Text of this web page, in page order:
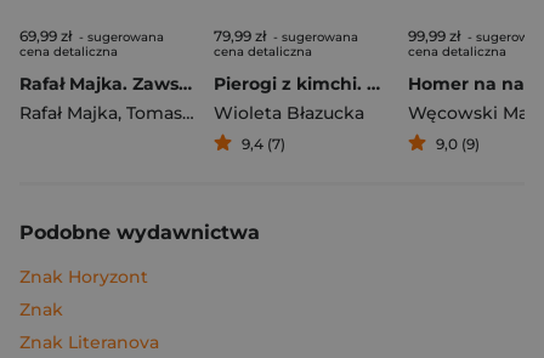
69,99 zł - sugerowana
cena detaliczna
Rafał Majka. Zawsze z przodu. Rozmawia Tomasz Kalemba - książka z autografem
Rafał Majka, Tomasz Kalemba
79,99 zł - sugerowana
cena detaliczna
Pierogi z kimchi. Moje ulubione azjatyckie przepisy
Wioleta Błazucka
9,4 (7)
99,99 zł -
cena detaliczna
Węcowski
9,0 (9)
Podobne wydawnictwa
Znak Horyzont
Znak
Znak Literanova